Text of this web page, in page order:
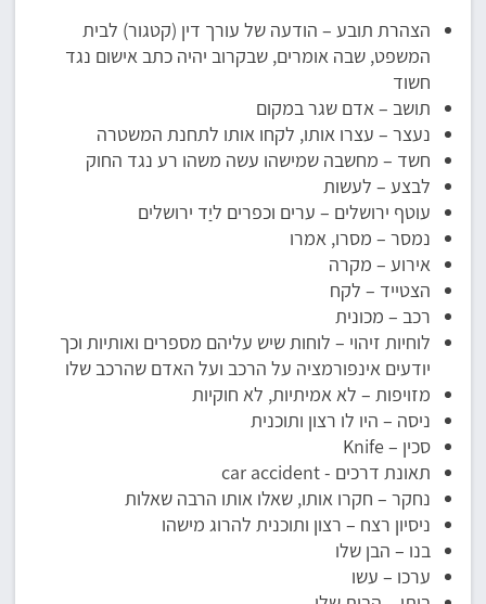
הצהרת תובע – הודעה של עורך דין (קטגור) לבית
המשפט, שבה אומרים, שבקרוב יהיה כתב אישום נגד
חשוד
תושב – אדם שגר במקום
נעצר – עצרו אותו, לקחו אותו לתחנת המשטרה
חשד – מחשבה שמישהו עשה משהו רע נגד החוק
לבצע – לעשות
עוטף ירושלים – ערים וכפרים ליַד ירושלים
נמסר – מסרו, אמרו
אירוע – מקרה
הצטייד – לקח
רכב – מכונית
לוחיות זיהוי – לוחות שיש עליהם מספרים ואותיות וכך
יודעים אינפורמציה על הרכב ועל האדם שהרכב שלו
מזויפות – לא אמיתיות, לא חוקיות
ניסה – היו לו רצון ותוכנית
סכין – Knife
תאונת דרכים - car accident
נחקר – חקרו אותו, שאלו אותו הרבה שאלות
ניסיון רצח – רצון ותוכנית להרוג מישהו
בנו – הבן שלו
ערכו – עשו